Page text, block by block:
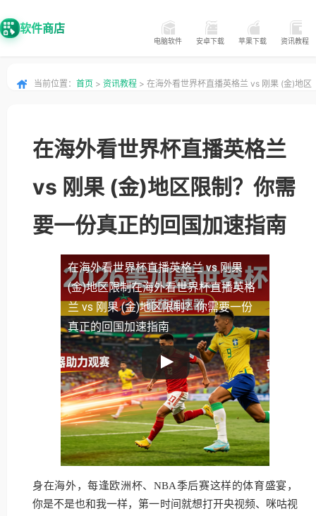
软件商店
电脑软件 安卓下载 苹果下载 资讯教程
当前位置： 首页 > 资讯教程 > 在海外看世界杯直播英格兰 vs 刚果 (金)地区
在海外看世界杯直播英格兰
vs 刚果 (金)地区限制？你需
要一份真正的回国加速指南
在海外看世界杯直播英格兰 vs 刚果
(金)地区限制在海外看世界杯直播英格
兰 vs 刚果 (金)地区限制？你需要一份
真正的回国加速指南
身在海外，每逢欧洲杯、NBA季后赛这样的体育盛宴，
你是不是也和我一样，第一时间就想打开央视频、咪咕视